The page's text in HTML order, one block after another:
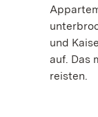
und
auf. Das
reisten.